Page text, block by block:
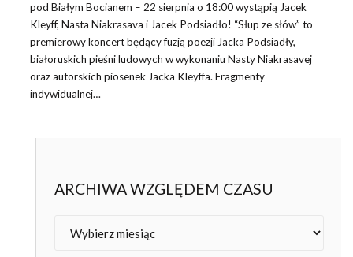
pod Białym Bocianem – 22 sierpnia o 18:00 wystąpią Jacek
Kleyff, Nasta Niakrasava i Jacek Podsiadło! “Słup ze słów” to
premierowy koncert będący fuzją poezji Jacka Podsiadły,
białoruskich pieśni ludowych w wykonaniu Nasty Niakrasavej
oraz autorskich piosenek Jacka Kleyffa. Fragmenty
indywidualnej…
ARCHIWA WZGLĘDEM CZASU